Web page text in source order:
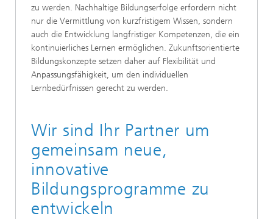
zu werden. Nachhaltige Bildungserfolge erfordern nicht
nur die Vermittlung von kurzfristigem Wissen, sondern
auch die Entwicklung langfristiger Kompetenzen, die ein
kontinuierliches Lernen ermöglichen. Zukunftsorientierte
Bildungskonzepte setzen daher auf Flexibilität und
Anpassungsfähigkeit, um den individuellen
Lernbedürfnissen gerecht zu werden.
Wir sind Ihr Partner um
gemeinsam neue,
innovative
Bildungsprogramme zu
entwickeln